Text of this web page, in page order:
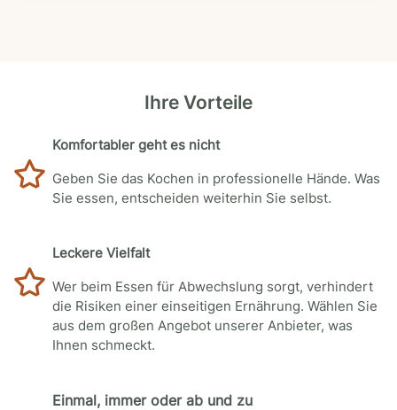
Ihre Vorteile
Komfortabler geht es nicht
Geben Sie das Kochen in professionelle Hände. Was
Sie essen, entscheiden weiterhin Sie selbst.
Leckere Vielfalt
Wer beim Essen für Abwechslung sorgt, verhindert
die Risiken einer einseitigen Ernährung. Wählen Sie
aus dem großen Angebot unserer Anbieter, was
Ihnen schmeckt.
Einmal, immer oder ab und zu